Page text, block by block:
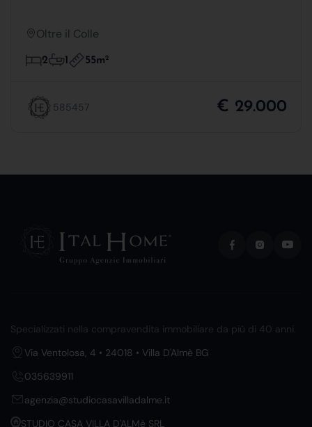
Oltre il Colle
2 1 55m2
585457 € 29.000
Specializzati nella compravendita immobiliare da più di 40 anni.
Via Ventolosa, 4 • 24018 • Villa D'Almè BG
035639911
agenzia@studiocasavilladalme.it
STUDIO CASA VILLA D'ALMè SRL